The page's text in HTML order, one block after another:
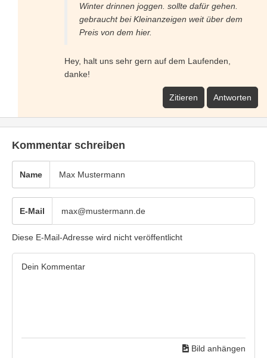
Winter drinnen joggen. sollte dafür gehen.
gebraucht bei Kleinanzeigen weit über dem
Preis von dem hier.
Hey, halt uns sehr gern auf dem Laufenden,
danke!
Zitieren Antworten
Kommentar schreiben
Name
E-Mail
Diese E-Mail-Adresse wird nicht veröffentlicht
Bild anhängen